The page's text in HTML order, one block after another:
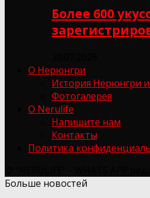
Более 600
О Нерюнгри
История Нерюнгри
Фотогалерея
О Nerulife
Напишите нам
Контакты
Политика
Больше новостей